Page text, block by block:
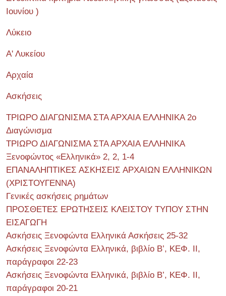
Ιουνίου )
Λύκειο
Α' Λυκείου
Αρχαία
Ασκήσεις
ΤΡΙΩΡΟ ΔΙΑΓΩΝΙΣΜΑ ΣΤΑ ΑΡΧΑΙΑ ΕΛΛΗΝΙΚΑ 2o
Διαγώνισμα
ΤΡΙΩΡΟ ΔΙΑΓΩΝΙΣΜΑ ΣΤΑ ΑΡΧΑΙΑ ΕΛΛΗΝΙΚΑ
Ξενοφώντος «Ελληνικά» 2, 2, 1-4
ΕΠΑΝΑΛΗΠΤΙΚΕΣ ΑΣΚΗΣΕΙΣ ΑΡΧΑΙΩΝ ΕΛΛΗΝΙΚΩΝ
(ΧΡΙΣΤΟΥΓΕΝΝΑ)
Γενικές ασκήσεις ρημάτων
ΠΡΟΣΘΕΤΕΣ ΕΡΩΤΗΣΕΙΣ ΚΛΕΙΣΤΟΥ ΤΥΠΟΥ ΣΤΗΝ
ΕΙΣΑΓΩΓΗ
Ασκήσεις Ξενοφώντα Ελληνικά Ασκήσεις 25-32
Ασκήσεις Ξενοφώντα Ελληνικά, βιβλίο Β’, ΚΕΦ. II,
παράγραφοι 22-23
Ασκήσεις Ξενοφώντα Ελληνικά, βιβλίο Β’, ΚΕΦ. II,
παράγραφοι 20-21